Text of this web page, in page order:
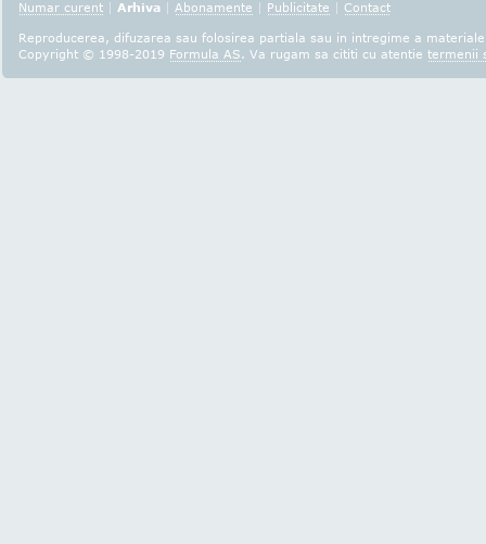
Numar curent | Arhiva | Abonamente | Publicitate | Contact
Reproducerea, difuzarea sau folosirea partiala sau in intregime a
Copyright © 1998-2019 Formula AS. Va rugam sa cititi cu atentie termenii